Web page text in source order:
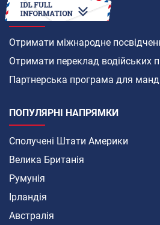
ЯК
Отримати міжнародне
Отримати переклад водійських
Партнерська програма для
ПОПУЛЯРНІ НАПРЯМКИ
Сполучені Штати Америки
Велика Британія
Румунія
Ірландія
Австралія